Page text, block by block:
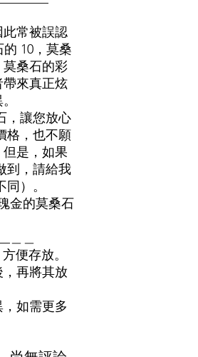
常被誤認
10，莫桑
桑石的彩
來真正炫
，讓您放心
格，也不願
是，如果
到，請給我
）。
金的莫桑石
便存放。
再將其放
如需更多